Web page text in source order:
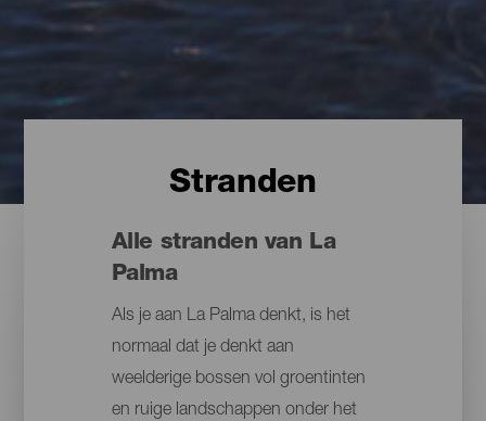
Stranden
Alle stranden van La
Palma
Als je aan La Palma denkt, is het
normaal dat je denkt aan
weelderige bossen vol groentinten
en ruige landschappen onder het